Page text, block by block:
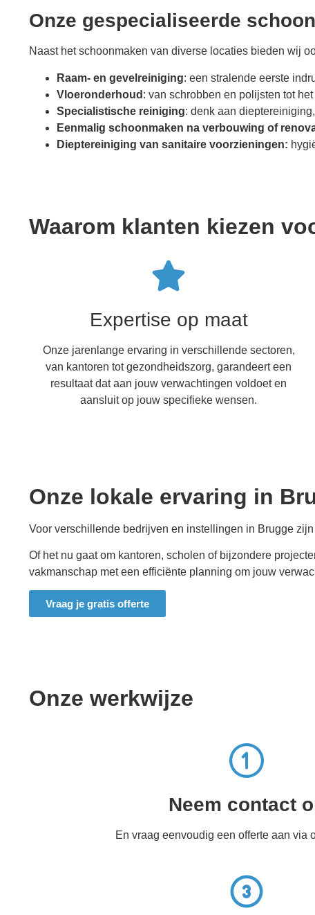
Onze gespecialiseerde
Naast het schoonmaken van diverse locaties bieden wij
Raam- en gevelreiniging: een stralende eerste
Vloeronderhoud : van schrobben en polijsten tot
Specialistische reiniging: denk aan
Eenmalig schoonmaken na verbouwing of
Dieptereiniging van sanitaire voorzieningen:
Waarom klanten kiezen
Expertise op maat
Onze jarenlange ervaring in verschillende sectoren,
van kantoren tot gezondheidszorg, garandeert een
resultaat dat aan jouw verwachtingen voldoet en
aansluit op jouw specifieke wensen.
Onze lokale ervaring in
Voor verschillende bedrijven en instellingen in Brugge
Of het nu gaat om kantoren, scholen of bijzondere
vakmanschap met een efficiënte planning om jouw
Vraag je gratis offerte
Onze werkwijze
Neem contact
En vraag eenvoudig een offerte aan via